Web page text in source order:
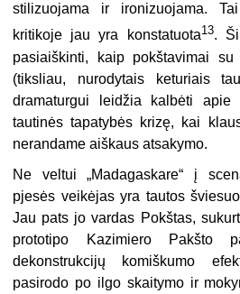
stilizuojama ir ironizuojama.
kritikoje jau yra konstatuota13.
pasiaiškinti, kaip pokštavimai su
(tiksliau, nurodytais keturiais
dramaturgui leidžia kalbėti apie
tautinės tapatybės krizę, kai
nerandame aiškaus atsakymo.
Ne veltui „Madagaskare“ į
pjesės veikėjas yra tautos
Jau pats jo vardas Pokštas,
prototipo Kazimiero Pakšto
dekonstrukcijų komiškumo
pasirodo po ilgo skaitymo ir